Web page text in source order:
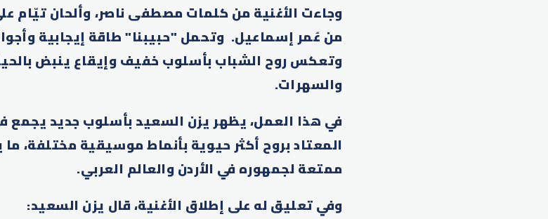
وجاءت الأغنية من كلمات مصطفى ناصر، وألحان تيّام
من عُمر إسماعيل. وتحمل "حبيبنا" طاقة إيجابية
وتعكس روح الشباب بأسلوب خفيف وإيقاع ينبض
والسهرات.
في هذا العمل، يظهر يزن السعيد بأسلوب جديد يجمع
المعتاد بروح أكثر حيوية بأنماط موسيقية مختلفة،
ممتعة لجمهوره في الأردن والعالم العربي.
وفي تعليق له على إطلاق الأغنية، قال يزن السعيد: